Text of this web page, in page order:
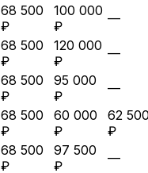
68 500
₽
100 000
₽
—
68 500
₽
120 000
₽
—
68 500
₽
95 000
₽
—
68 500
₽
60 000
₽
62
₽
68 500
₽
97 500
₽
—